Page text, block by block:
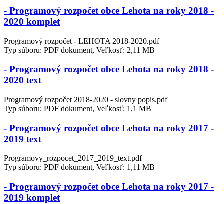
- Programový rozpočet obce Lehota na roky 2018 -
2020 komplet
Programový rozpočet - LEHOTA 2018-2020.pdf
Typ súboru: PDF dokument, Veľkosť: 2,11 MB
- Programový rozpočet obce Lehota na roky 2018 -
2020 text
Programový rozpočet 2018-2020 - slovny popis.pdf
Typ súboru: PDF dokument, Veľkosť: 1,1 MB
- Programový rozpočet obce Lehota na roky 2017 -
2019 text
Programovy_rozpocet_2017_2019_text.pdf
Typ súboru: PDF dokument, Veľkosť: 1,11 MB
- Programový rozpočet obce Lehota na roky 2017 -
2019 komplet